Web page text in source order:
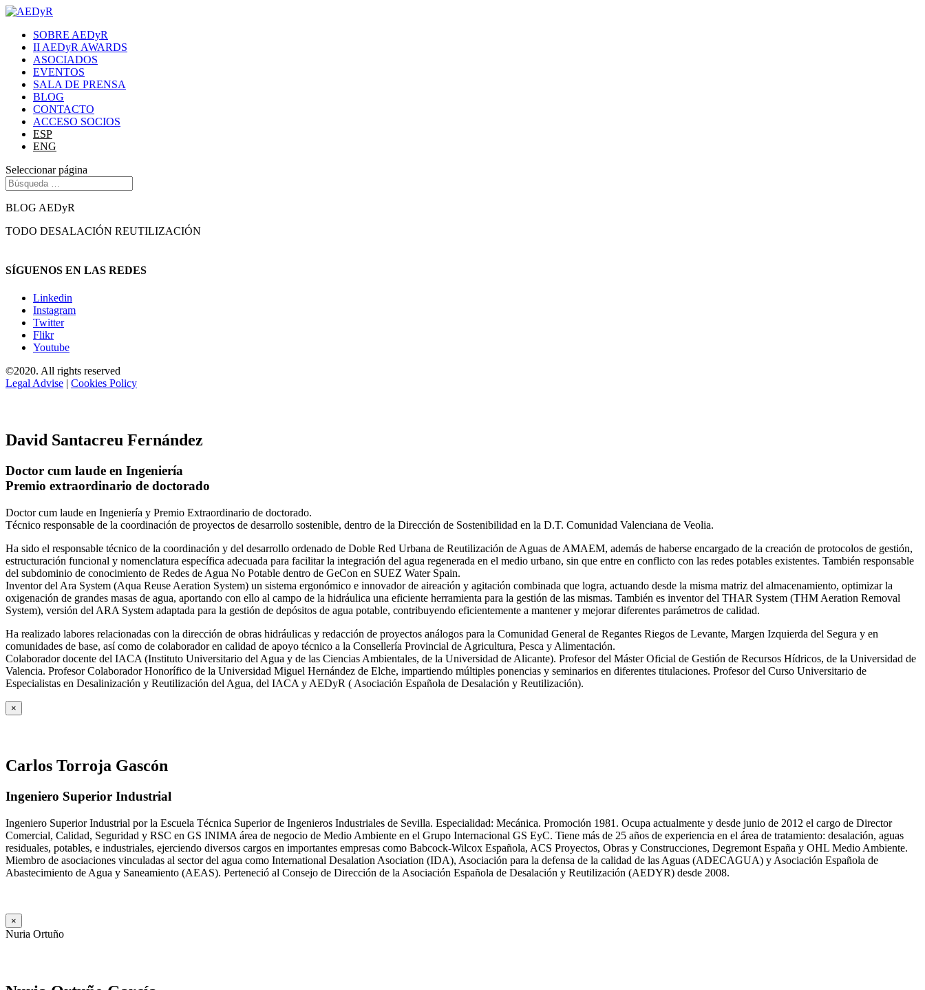
SOBRE AEDyR
II AEDyR AWARDS
ASOCIADOS
EVENTOS
SALA DE PRENSA
BLOG
CONTACTO
ACCESO SOCIOS
ESP
ENG
Seleccionar página
BLOG AEDyR
TODO DESALACIÓN REUTILIZACIÓN
SÍGUENOS EN LAS REDES
Linkedin
Instagram
Twitter
Flikr
Youtube
©2020. All rights reserved
Legal Advise | Cookies Policy
David Santacreu Fernández
Doctor cum laude en Ingeniería
Premio extraordinario de doctorado
Doctor cum laude en Ingeniería y Premio Extraordinario de doctorado.
Técnico responsable de la coordinación de proyectos de desarrollo sostenible, dentro de la Dirección de Sostenibilidad en la D.T. Comunidad Valenciana de Veolia.
Ha sido el responsable técnico de la coordinación y del desarrollo ordenado de Doble Red Urbana de Reutilización de Aguas de AMAEM, además de haberse encargado de la creación de protocolos de gestión,
estructuración funcional y nomenclatura específica adecuada para facilitar la integración del agua regenerada en el medio urbano, sin que entre en conflicto con las redes potables existentes. También responsable
del subdominio de conocimiento de Redes de Agua No Potable dentro de GeCon en SUEZ Water Spain.
Inventor del Ara System (Aqua Reuse Aeration System) un sistema ergonómico e innovador de aireación y agitación combinada que logra, actuando desde la misma matriz del almacenamiento, optimizar la
oxigenación de grandes masas de agua, aportando con ello al campo de la hidráulica una eficiente herramienta para la gestión de las mismas. También es inventor del THAR System (THM Aeration Removal
System), versión del ARA System adaptada para la gestión de depósitos de agua potable, contribuyendo eficientemente a mantener y mejorar diferentes parámetros de calidad.
Ha realizado labores relacionadas con la dirección de obras hidráulicas y redacción de proyectos análogos para la Comunidad General de Regantes Riegos de Levante, Margen Izquierda del Segura y en
comunidades de base, así como de colaborador en calidad de apoyo técnico a la Consellería Provincial de Agricultura, Pesca y Alimentación.
Colaborador docente del IACA (Instituto Universitario del Agua y de las Ciencias Ambientales, de la Universidad de Alicante). Profesor del Máster Oficial de Gestión de Recursos Hídricos, de la Universidad de
Valencia. Profesor Colaborador Honorífico de la Universidad Miguel Hernández de Elche, impartiendo múltiples ponencias y seminarios en diferentes titulaciones. Profesor del Curso Universitario de
Especialistas en Desalinización y Reutilización del Agua, del IACA y AEDyR ( Asociación Española de Desalación y Reutilización).
×
Carlos Torroja Gascón
Ingeniero Superior Industrial
Ingeniero Superior Industrial por la Escuela Técnica Superior de Ingenieros Industriales de Sevilla. Especialidad: Mecánica. Promoción 1981. Ocupa actualmente y desde junio de 2012 el cargo de Director
Comercial, Calidad, Seguridad y RSC en GS INIMA área de negocio de Medio Ambiente en el Grupo Internacional GS EyC. Tiene más de 25 años de experiencia en el área de tratamiento: desalación, aguas
residuales, potables, e industriales, ejerciendo diversos cargos en importantes empresas como Babcock-Wilcox Española, ACS Proyectos, Obras y Construcciones, Degremont España y OHL Medio Ambiente.
Miembro de asociaciones vinculadas al sector del agua como International Desalation Asociation (IDA), Asociación para la defensa de la calidad de las Aguas (ADECAGUA) y Asociación Española de
Abastecimiento de Agua y Saneamiento (AEAS). Perteneció al Consejo de Dirección de la Asociación Española de Desalación y Reutilización (AEDYR) desde 2008.
×
Nuria Ortuño